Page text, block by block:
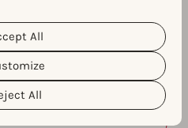
use, please read our
You can customize your cookie
clicking the “Customize”
All
All
our need to
our organic installs
conversion of
to installs.